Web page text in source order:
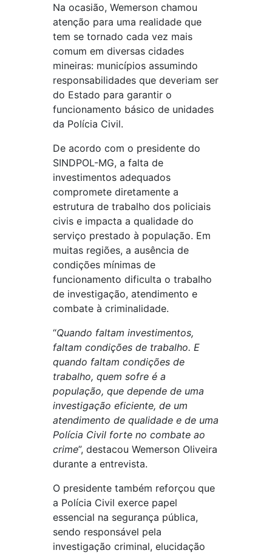
Na ocasião, Wemerson chamou
atenção para uma realidade que
tem se tornado cada vez mais
comum em diversas cidades
mineiras: municípios assumindo
responsabilidades que deveriam ser
do Estado para garantir o
funcionamento básico de unidades
da Polícia Civil.
De acordo com o presidente do
SINDPOL-MG, a falta de
investimentos adequados
compromete diretamente a
estrutura de trabalho dos policiais
civis e impacta a qualidade do
serviço prestado à população. Em
muitas regiões, a ausência de
condições mínimas de
funcionamento dificulta o trabalho
de investigação, atendimento e
combate à criminalidade.
“Quando faltam investimentos,
faltam condições de trabalho. E
quando faltam condições de
trabalho, quem sofre é a
população, que depende de uma
investigação eficiente, de um
atendimento de qualidade e de uma
Polícia Civil forte no combate ao
crime”, destacou Wemerson Oliveira
durante a entrevista.
O presidente também reforçou que
a Polícia Civil exerce papel
essencial na segurança pública,
sendo responsável pela
investigação criminal, elucidação